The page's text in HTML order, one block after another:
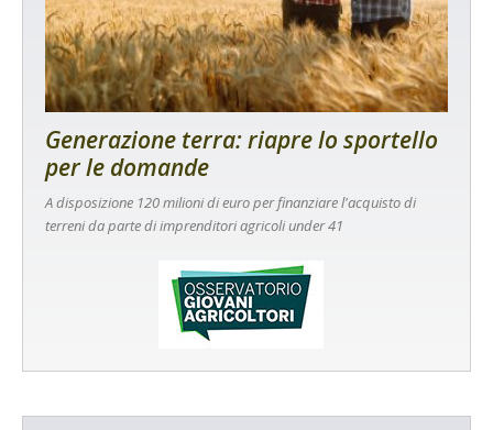
Generazione terra: riapre lo sportello
per le domande
A disposizione 120 milioni di euro per finanziare l'acquisto di
terreni da parte di imprenditori agricoli under 41